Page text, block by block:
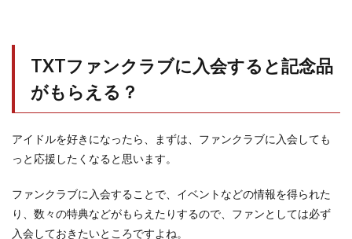
TXTファンクラブに入会すると記念品
がもらえる？
アイドルを好きになったら、まずは、ファンクラブに入会しても
っと応援したくなると思います。
ファンクラブに入会することで、イベントなどの情報を得られた
り、数々の特典などがもらえたりするので、ファンとしては必ず
入会しておきたいところですよね。